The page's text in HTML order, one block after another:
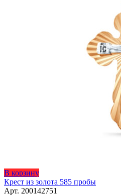
В корзину
Крест из золота 585 пробы
Арт. 200142751